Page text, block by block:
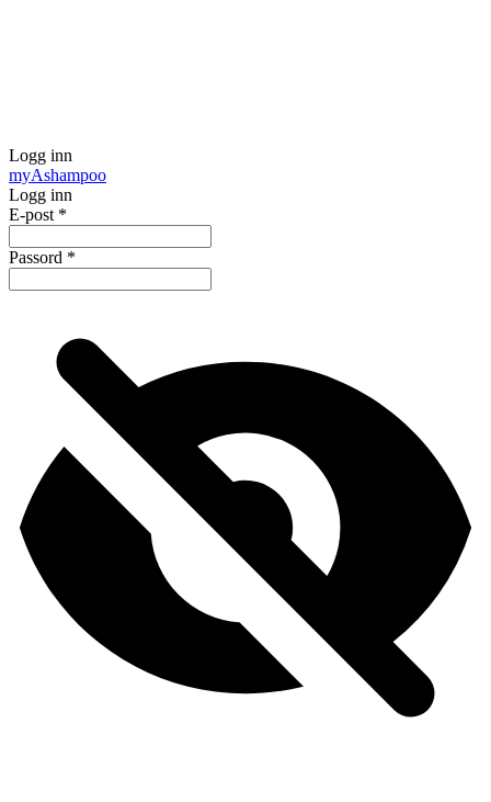
Logg inn
myAshampoo
Logg inn
E-post *
Passord *